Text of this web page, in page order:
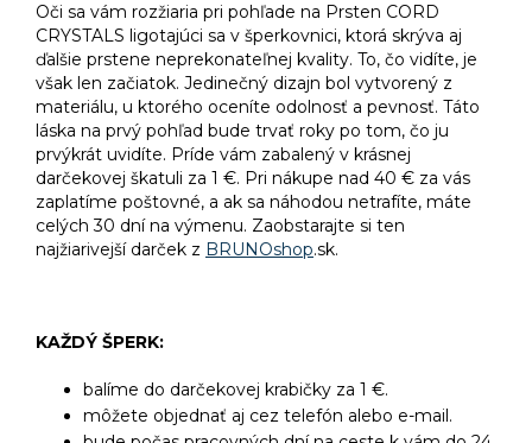
Oči sa vám rozžiaria pri pohľade na Prsten CORD
CRYSTALS ligotajúci sa v šperkovnici, ktorá skrýva aj
ďalšie prstene neprekonateľnej kvality. To, čo vidíte, je
však len začiatok. Jedinečný dizajn bol vytvorený z
materiálu, u ktorého oceníte odolnosť a pevnosť. Táto
láska na prvý pohľad bude trvať roky po tom, čo ju
prvýkrát uvidíte. Príde vám zabalený v krásnej
darčekovej škatuli za 1 €. Pri nákupe nad 40 € za vás
zaplatíme poštovné, a ak sa náhodou netrafíte, máte
celých 30 dní na výmenu. Zaobstarajte si ten
najžiarivejší darček z BRUNOshop.sk.
KAŽDÝ ŠPERK:
balíme do darčekovej krabičky za 1 €.
môžete objednať aj cez telefón alebo e-mail.